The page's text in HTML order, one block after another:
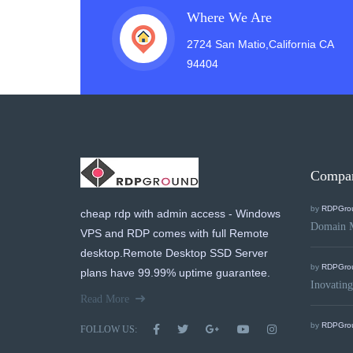
Where We Are
2724 San Matio,California CA
94404
cheap rdp with admin access - Windows
VPS and RDP comes with full Remote
desktop.Remote Desktop SSD Server
plans have 99.99% uptime guarantee.
Read More
FOLLOW US:
by
Domain
by
by